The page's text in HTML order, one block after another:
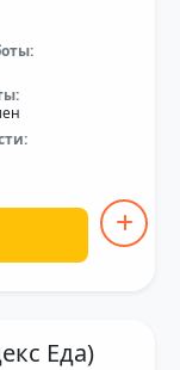
Еда)